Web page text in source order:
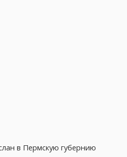
в Пермскую губернию